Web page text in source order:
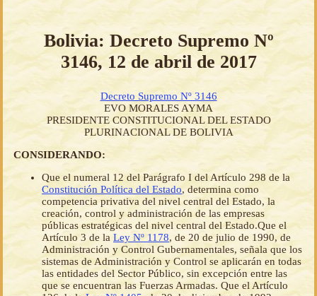
Bolivia: Decreto Supremo Nº
3146, 12 de abril de 2017
Decreto Supremo Nº 3146
EVO MORALES AYMA
PRESIDENTE CONSTITUCIONAL DEL ESTADO
PLURINACIONAL DE BOLIVIA
CONSIDERANDO:
Que el numeral 12 del Parágrafo I del Artículo 298 de la
Constitución Política del Estado, determina como
competencia privativa del nivel central del Estado, la
creación, control y administración de las empresas
públicas estratégicas del nivel central del Estado.Que el
Artículo 3 de la Ley Nº 1178, de 20 de julio de 1990, de
Administración y Control Gubernamentales, señala que los
sistemas de Administración y Control se aplicarán en todas
las entidades del Sector Público, sin excepción entre las
que se encuentran las Fuerzas Armadas. Que el Artículo